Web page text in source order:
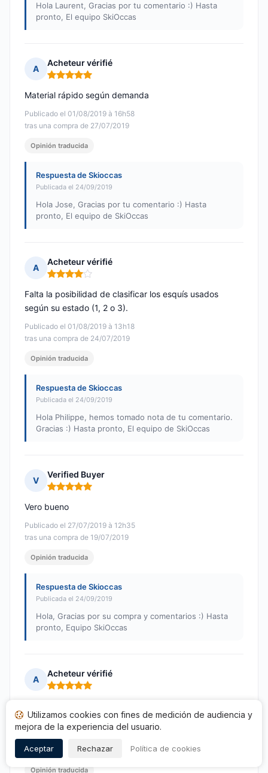
Hola Laurent, Gracias por tu comentario :) Hasta
pronto, El equipo SkiOccas
A
Acheteur vérifié
Nota: 5 de 5
Publicado el 01/08/2019 à 16h58
tras una compra de 27/07/2019
Material rápido según demanda
Opinión traducida
Respuesta de Skioccas
Publicada el 24/09/2019
Hola Jose, Gracias por tu comentario :) Hasta
pronto, El equipo de SkiOccas
A
Acheteur vérifié
Nota: 4 de 5
Publicado el 01/08/2019 à 13h18
tras una compra de 24/07/2019
Falta la posibilidad de clasificar los esquís usados
según su estado (1, 2 o 3).
Opinión traducida
Respuesta de Skioccas
Publicada el 24/09/2019
Hola Philippe, hemos tomado nota de tu comentario.
Gracias :) Hasta pronto, El equipo de SkiOccas
V
Verified Buyer
Nota: 5 de 5
Publicado el 27/07/2019 à 12h35
tras una compra de 19/07/2019
Vero bueno
Opinión traducida
Respuesta de Skioccas
Publicada el 24/09/2019
Hola, Gracias por su compra y comentarios :) Hasta
pronto, Equipo SkiOccas
A
Acheteur vérifié
Nota: 5 de 5
Publicado el 25/07/2019 à 13h55
tras una compra de 18/07/2019
calidad-precio.
Opinión traducida
Utilizamos cookies con fines de medición de audiencia y
mejora de la experiencia del usuario.
Aceptar Rechazar Política de cookies